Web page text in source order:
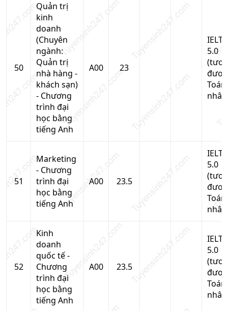
50
Quản trị
kinh
doanh
(Chuyên
ngành:
Quản trị
nhà hàng -
khách sạn)
- Chương
trình đại
học bằng
tiếng Anh
A00 23
5.0
Toán
51
Marketing
- Chương
trình đại
học bằng
tiếng Anh
A00 23.5
5.0
Toán
52
Kinh
doanh
quốc tế -
Chương
trình đại
học bằng
tiếng Anh
A00 23.5
5.0
Toán